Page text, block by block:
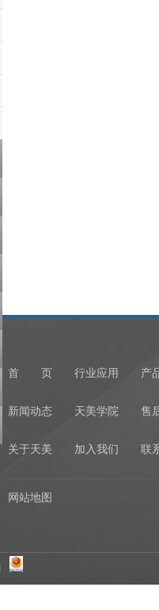
首 页 行业应用 产
新闻动态 天美学院 售
关于天美 加入我们 联
网站地图